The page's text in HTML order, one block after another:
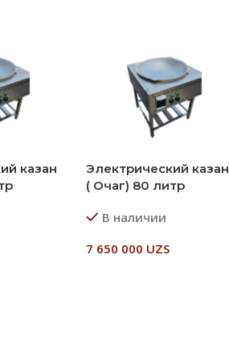
казан
Электрический казан
( Очаг) 80 литр
В наличии
7 650 000 UZS